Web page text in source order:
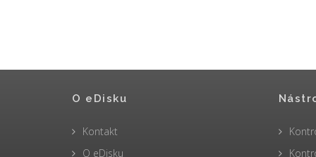
O eDisku
Kontakt
O eDisku